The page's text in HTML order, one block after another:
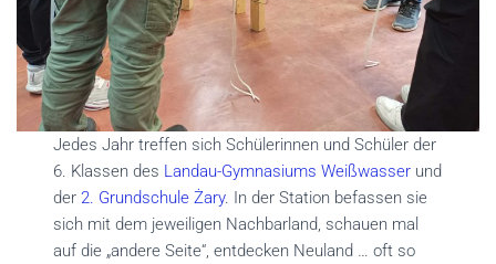
Jedes Jahr treffen sich Schülerinnen und Schüler der
6. Klassen des Landau-Gymnasiums Weißwasser und
der2. Grundschule Żary. In der Station befassen sie
sich mit dem jeweiligen Nachbarland, schauen mal
auf die „andere Seite“, entdecken Neuland … oft so